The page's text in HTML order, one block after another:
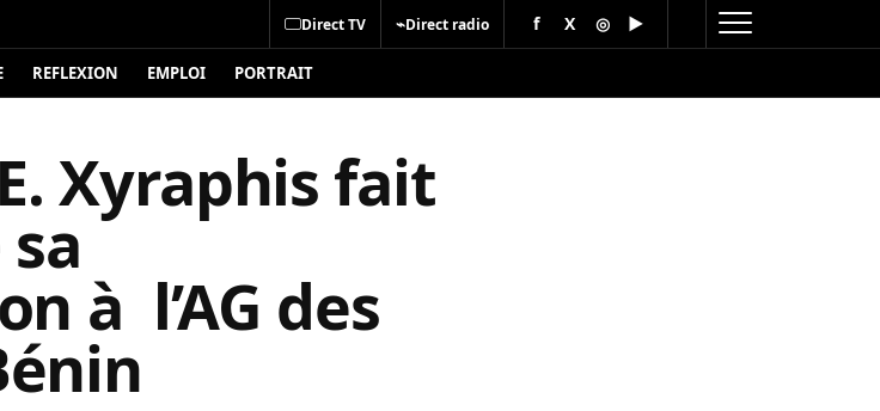
Direct TV ⌁Direct radio f X ◎ ▶
REFLEXION EMPLOI PORTRAIT
Xyraphis fait
à l’AG des